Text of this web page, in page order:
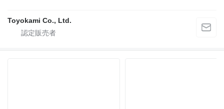
Toyokami Co., Ltd.